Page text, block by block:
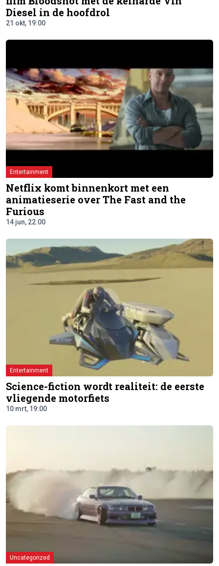
Diesel in de hoofdrol
21 okt, 19:00
Entertainment
Netflix komt binnenkort met een
animatieserie over The Fast and the
Furious
14 jun, 22:00
Entertainment
Science-fiction wordt realiteit: de eerste
vliegende motorfiets
10 mrt, 19:00
Uncategorized